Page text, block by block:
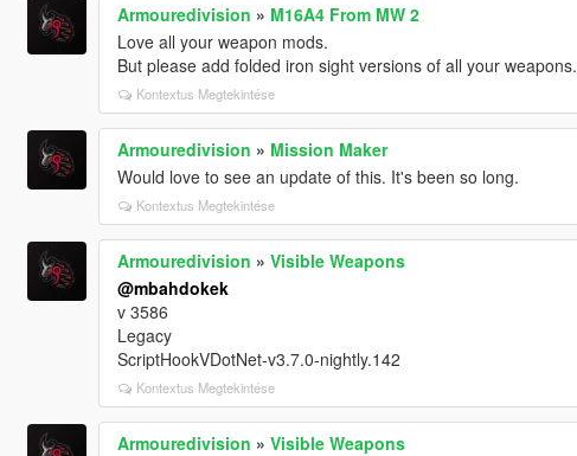
Armouredivision » M16A4 From MW 2
Love all your weapon mods.
But please add folded iron sight versions of all your weapons.
Kontextus Megtekintése
Armouredivision » Mission Maker
Would love to see an update of this. It's been so long.
Kontextus Megtekintése
Armouredivision » Visible Weapons
@mbahdokek
v 3586
Legacy
ScriptHookVDotNet-v3.7.0-nightly.142
Kontextus Megtekintése
Armouredivision » Visible Weapons